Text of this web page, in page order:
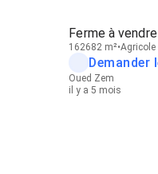
Ferme à vendre
162682 m² Agricole
Demander
Oued Zem
il y a 5 mois